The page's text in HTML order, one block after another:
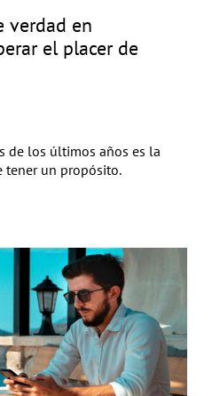
verdad en
el placer de
de los últimos años es la
tener un propósito.